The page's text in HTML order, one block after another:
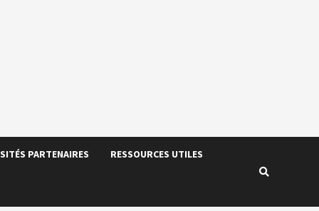
PARTENAIRES RESSOURCES UTILES